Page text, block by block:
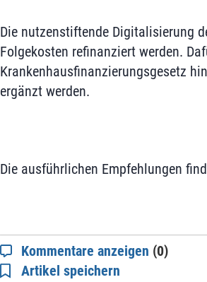
Die nutzenstiftende Digitalisierung
Folgekosten refinanziert werden.
Krankenhausfinanzierungsgesetz
ergänzt werden.
Die ausführlichen Empfehlungen
Kommentare anzeigen (0)
Artikel speichern